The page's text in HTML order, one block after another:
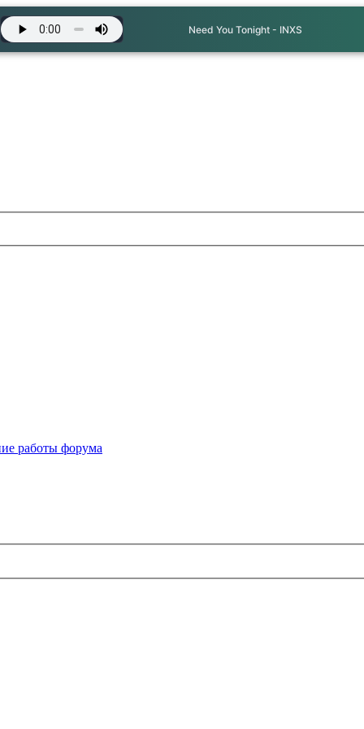
Need You Tonight - INXS
работы форума